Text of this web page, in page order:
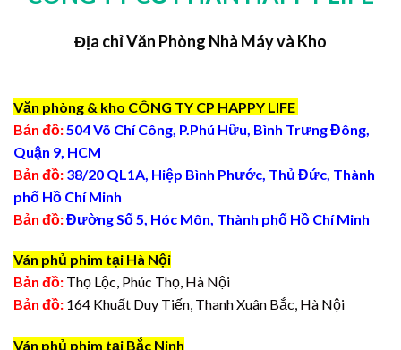
Địa chỉ Văn Phòng Nhà Máy và Kho
Văn phòng & kho CÔNG TY CP HAPPY LIFE
Bản đồ: 504 Võ Chí Công, P.Phú Hữu, Bình Trưng Đông,
Quận 9, HCM
Bản đồ: 38/20 QL1A, Hiệp Bình Phước, Thủ Đức, Thành
phố Hồ Chí Minh
Bản đồ:Đường Số 5, Hóc Môn, Thành phố Hồ Chí Minh
Ván phủ phim tại Hà Nội
Bản đồ: Thọ Lộc, Phúc Thọ, Hà Nội
Bản đồ: 164 Khuất Duy Tiến, Thanh Xuân Bắc, Hà Nội
Ván phủ phim tại Bắc Ninh